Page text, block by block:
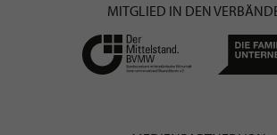
MITGLIED IN DEN